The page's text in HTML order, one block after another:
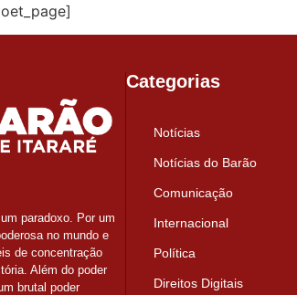
paradoxo. Por um
no mundo e
de concentração
Além do poder
brutal poder
Categorias
Notícias
Notícias do Barão
Comunicação
Internacional
Política
Direitos Digitais